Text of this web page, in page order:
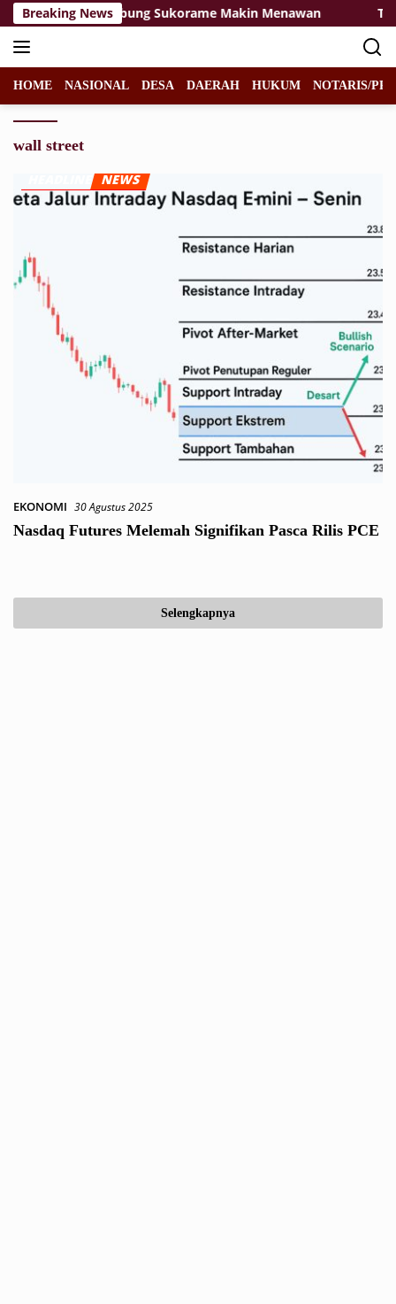
Langsung
ke
konten
Breaking News
Rest Area Sembung Sukorame Makin Menawan
HOME NASIONAL DESA DAERAH HUKUM NOTARIS/
wall street
EKONOMI 30 Agustus 2025
Nasdaq Futures Melemah Signifikan Pasca Rilis PCE
Selengkapnya